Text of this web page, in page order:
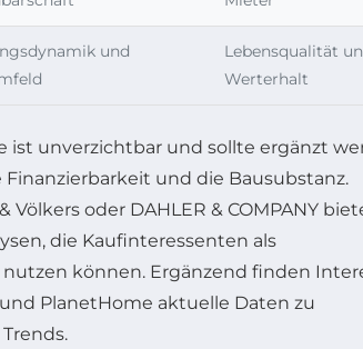
und
Lebensqualität
Werterhalt
ist unverzichtbar und sollte ergänzt
und die Bausubstanz.
oder DAHLER & COMPANY
die Kaufinteressenten als
können. Ergänzend finden
PlanetHome aktuelle Daten zu